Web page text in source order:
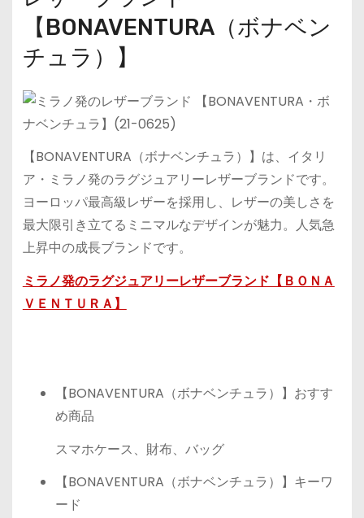
【BONAVENTURA（ボナベン
チュラ）】
【BONAVENTURA（ボナベンチュラ）】は、イタリ
ア・ミラノ発のラグジュアリーレザーブランドです。
ヨーロッパ最高級レザーを採用し、レザーの美しさを
最大限引き立てるミニマルなデザインが魅力。人気急
上昇中の成長ブランドです。
ミラノ発のラグジュアリーレザーブランド【ＢＯＮＡ
ＶＥＮＴＵＲＡ】
【BONAVENTURA（ボナベンチュラ）】おすす
め商品
スマホケース、財布、バッグ
【BONAVENTURA（ボナベンチュラ）】キーワ
ード